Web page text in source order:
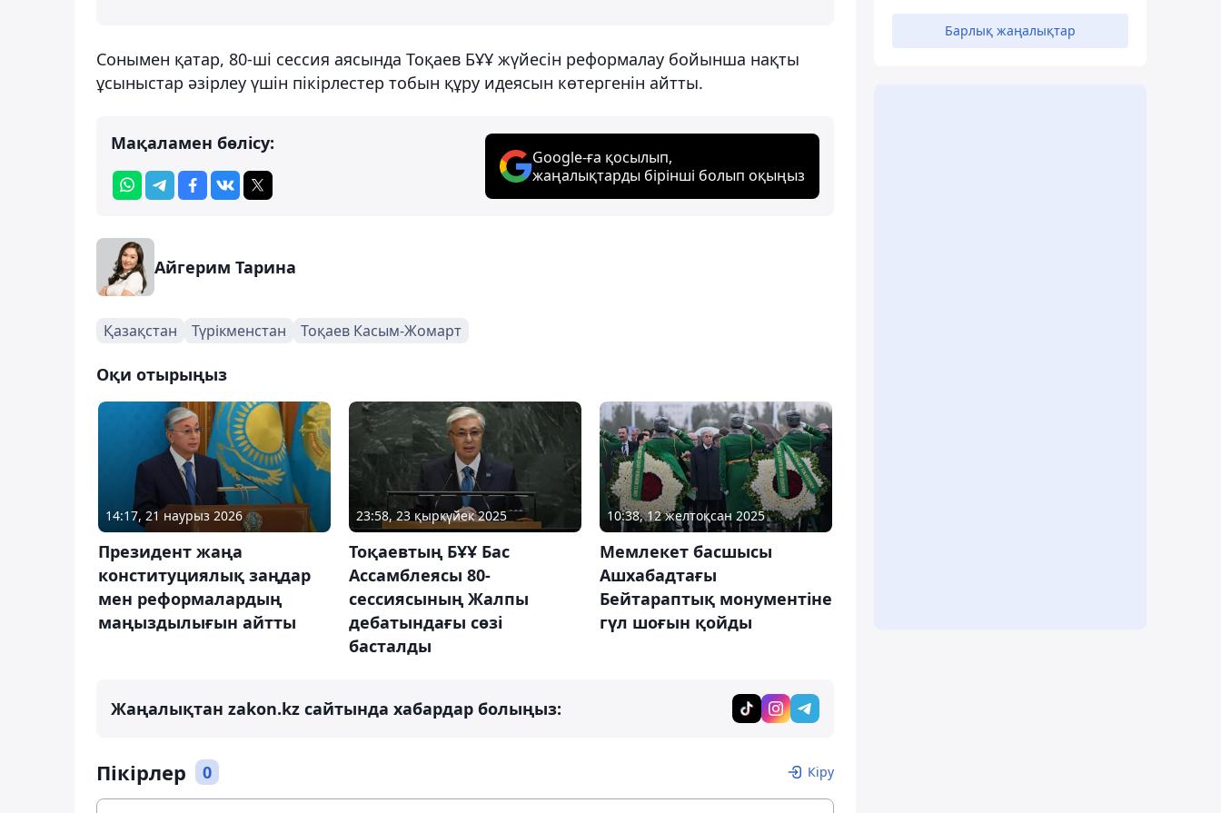
Сонымен қатар, 80-ші сессия аясында Тоқаев БҰҰ жүйесін реформалау бойынша нақты
ұсыныстар әзірлеу үшін пікірлестер тобын құру идеясын көтергенін айтты.
Мақаламен бөлісу:
Google-ға қосылып,
жаңалықтарды бірінші болып оқыңыз
Айгерим Тарина
Қазақстан Түрікменстан Тоқаев Касым-Жомарт
Оқи отырыңыз
14:17, 21 наурыз 2026
Президент жаңа
конституциялық заңдар
мен реформалардың
маңыздылығын айтты
23:58, 23 қыркүйек 2025
Тоқаевтың БҰҰ Бас
Ассамблеясы 80-
сессиясының Жалпы
дебатындағы сөзі
басталды
10:38, 12 желтоқсан 2025
Мемлекет басшысы
Ашхабадтағы
Бейтараптық монументіне
гүл шоғын қойды
Жаңалықтан zakon.kz сайтында хабардар болыңыз:
Пікірлер 0 Кіру
Барлық жаңалықтар